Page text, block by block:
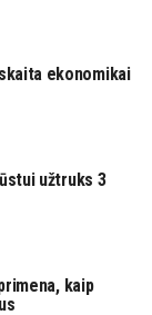
ekonomikai
užtruks 3
kaip